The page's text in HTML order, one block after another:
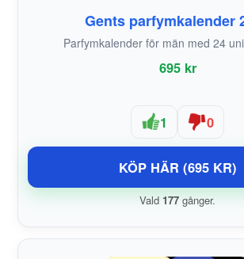
Gents parfymkalender
Parfymkalender för män med 24
695 kr
1 0
KÖP HÄR (695 KR)
Vald 177 gånger.